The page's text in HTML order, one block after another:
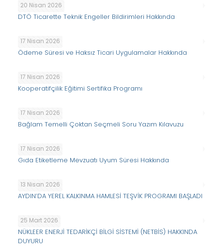
20 Nisan 2026
DTÖ Ticarette Teknik Engeller Bildirimleri Hakkında
17 Nisan 2026
Ödeme Süresi ve Haksız Ticari Uygulamalar Hakkında
17 Nisan 2026
Kooperatifçilik Eğitimi Sertifika Programı
17 Nisan 2026
Bağlam Temelli Çoktan Seçmeli Soru Yazım Kılavuzu
17 Nisan 2026
Gıda Etiketleme Mevzuatı Uyum Süresi Hakkında
13 Nisan 2026
AYDIN’DA YEREL KALKINMA HAMLESİ TEŞVİK PROGRAMI BAŞLADI
25 Mart 2026
NÜKLEER ENERJİ TEDARİKÇİ BİLGİ SİSTEMİ (NETBİS) HAKKINDA
DUYURU